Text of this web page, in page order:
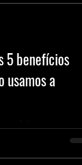
5 benefícios
usamos a
próximos meses.